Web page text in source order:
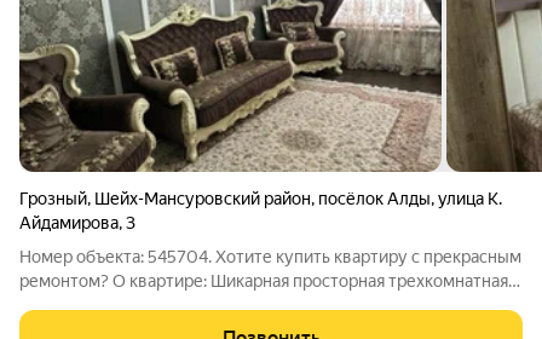
Грозный, Шейх-Мансуровский район, посёлок Алды,улица К.
Айдамирова,3
Номер объекта: 545704. Хотите купить квартиру с прекрасным
ремонтом? О квартире: Шикарная просторная трехкомнатная
площадь: 66,80 м2 Этажность: 7 из 9 В квартире выполнен